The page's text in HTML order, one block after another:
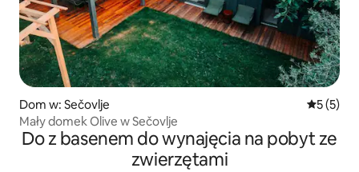
Dom w: Sečovlje Średnia
5 (5)
Mały domek Olive w Sečovlje
Do z basenem do wynajęcia na pobyt ze
zwierzętami